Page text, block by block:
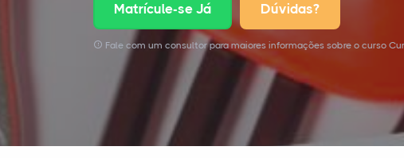
Matrícule-se Já Dúvidas?
Fale com um consultor para maiores informações sobre o curso